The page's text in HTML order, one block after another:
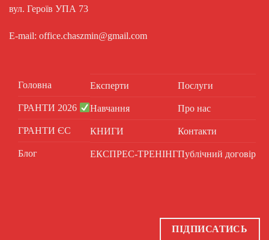
вул. Героїв УПА 73
E-mail: office.chaszmin@gmail.com
Головна
ГРАНТИ 2026
ГРАНТИ ЄС
Блог
Експерти
Навчання
КНИГИ
ЕКСПРЕС-ТРЕНІНГ
Послуги
Про нас
Контакти
Публічний договір
ПІДПИСАТИСЬ